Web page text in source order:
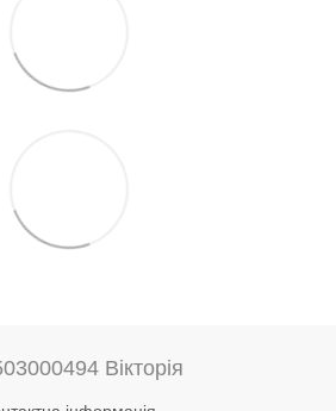
Вікторія